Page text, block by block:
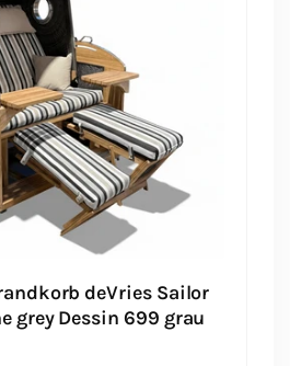
deVries Sailor
grey Dessin 699 grau